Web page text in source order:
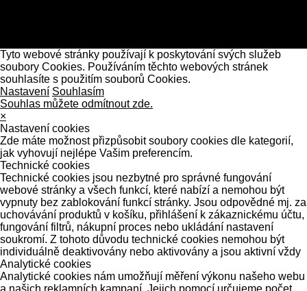
Tyto webové stránky používají k poskytování svých služeb
soubory Cookies. Používáním těchto webových stránek
souhlasíte s použitím souborů Cookies.
Nastavení Souhlasím
Souhlas můžete odmítnout zde.
×
Nastavení cookies
Zde máte možnost přizpůsobit soubory cookies dle kategorií,
jak vyhovují nejlépe Vašim preferencím.
Technické cookies
Technické cookies jsou nezbytné pro správné fungování
webové stránky a všech funkcí, které nabízí a nemohou být
vypnuty bez zablokování funkcí stránky. Jsou odpovědné mj. za
uchovávání produktů v košíku, přihlášení k zákaznickému účtu,
fungování filtrů, nákupní proces nebo ukládání nastavení
soukromí. Z tohoto důvodu technické cookies nemohou být
individuálně deaktivovány nebo aktivovány a jsou aktivní vždy
Analytické cookies
Analytické cookies nám umožňují měření výkonu našeho webu
a našich reklamních kampaní. Jejich pomocí určujeme počet